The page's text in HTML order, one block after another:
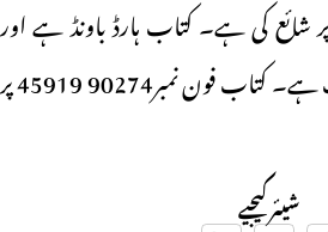
کی ہے۔ کتاب ہارڈ باونڈ ہے اور
قیمت 500 روپے مناسب ہے۔ کتاب فون نمبر90274 45919 پر
شیئر کیجیے